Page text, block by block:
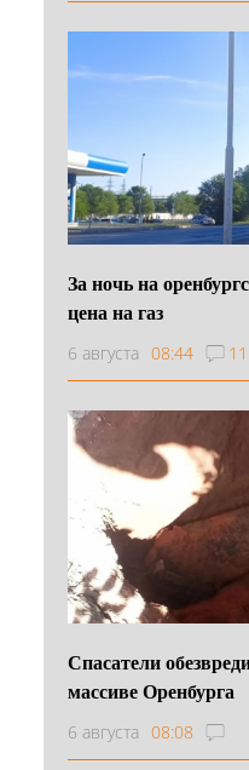
За ночь на
цена на газ
6 августа 08:44 11
Спасатели
массиве Оренбурга
6 августа 08:08